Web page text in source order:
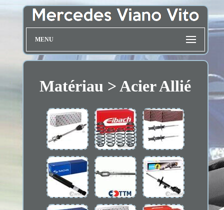
MENU
Matériau > Acier Allié